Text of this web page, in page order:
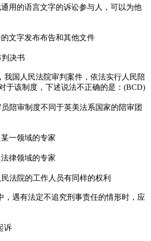
用的语言文字的诉讼参与人，可以为他
文字发布布告和其他文件
决书
我国人民法院审判案件，依法实行人民陪
于该制度，下述说法不正确的是：(BCD)
陪审制度不同于英美法系国家的陪审团
一领域的专家
律领域的专家
法院的工作人员有同样的权利
，遇有法定不追究刑事责任的情形时，应
诉